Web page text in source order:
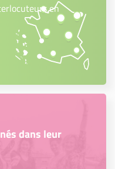
en
dans leur